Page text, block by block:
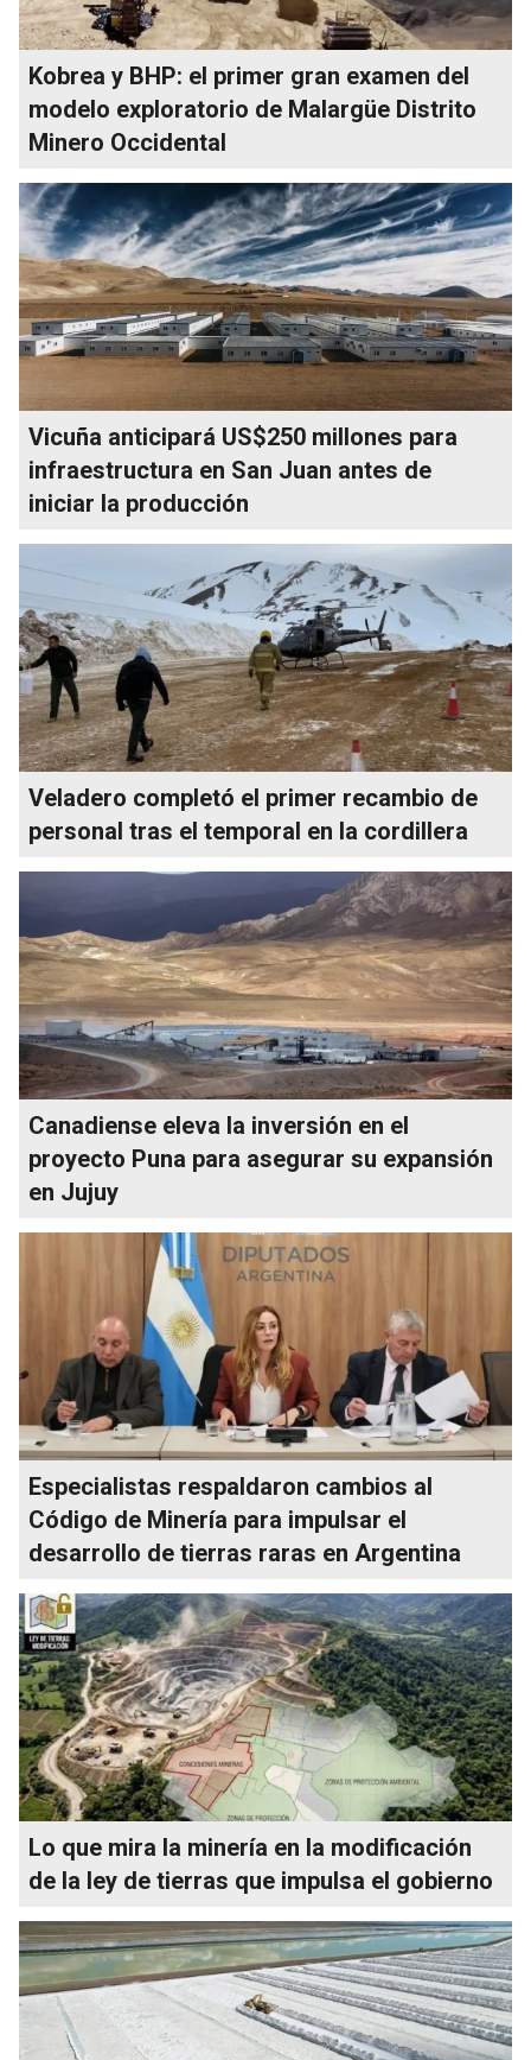
Kobrea y BHP: el primer gran examen del
modelo exploratorio de Malargüe Distrito
Minero Occidental
Vicuña anticipará US$250 millones para
infraestructura en San Juan antes de
iniciar la producción
Veladero completó el primer recambio de
personal tras el temporal en la cordillera
Canadiense eleva la inversión en el
proyecto Puna para asegurar su expansión
en Jujuy
Especialistas respaldaron cambios al
Código de Minería para impulsar el
desarrollo de tierras raras en Argentina
Lo que mira la minería en la modificación
de la ley de tierras que impulsa el gobierno